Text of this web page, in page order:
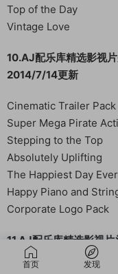
Top of the Day
Vintage Love
10.AJ配乐库精选影视
2014/7/14更新
Cinematic Trailer Pack
Super Mega Pirate
Stepping to the Top
Absolutely Uplifting
The Happiest Day Ever
Happy Piano and
Corporate Logo Pack
11.AJ配乐库精选影视片
2014/7/28更新
首页 发现